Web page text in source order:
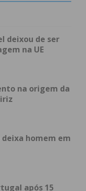
tema
– Futebol”,
acontece no
dedicada ao
6, pelas 15
Pedrouços,
deixou de ser
na UE
na origem da
homem em
após 15